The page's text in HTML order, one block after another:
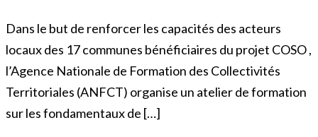
Dans le but de renforcer les capacités des acteurs
locaux des 17 communes bénéficiaires du projet COSO ,
l’Agence Nationale de Formation des Collectivités
Territoriales (ANFCT) organise un atelier de formation
sur les fondamentaux de […]